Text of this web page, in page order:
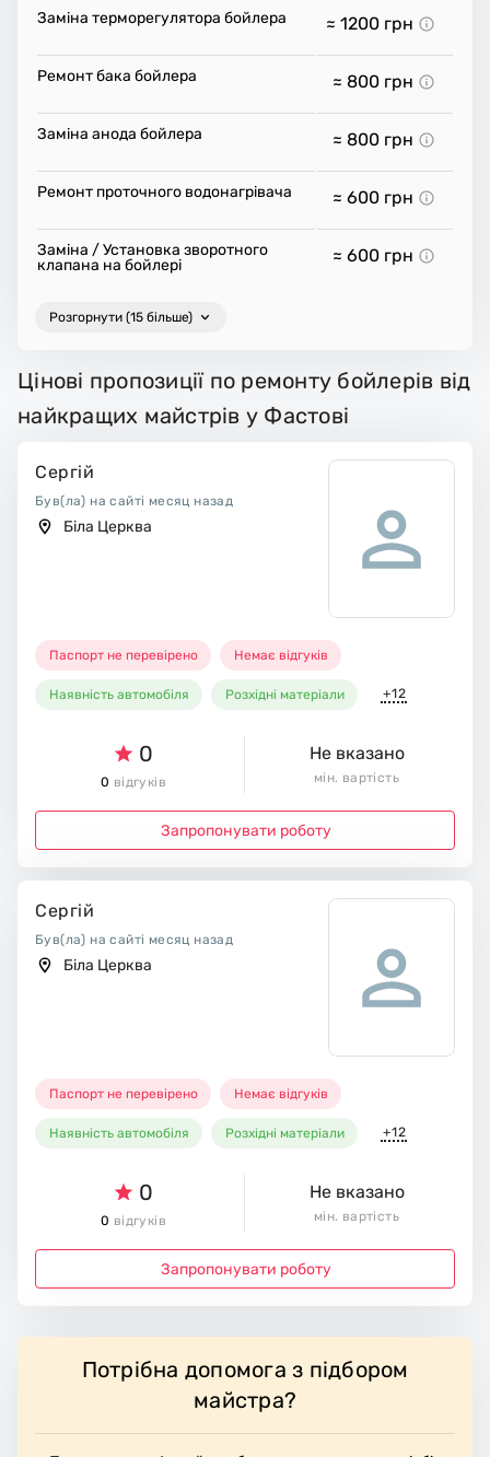
Заміна терморегулятора бойлера ≈ 1200 грн
Ремонт бака бойлера ≈ 800 грн
Заміна анода бойлера ≈ 800 грн
Ремонт проточного водонагрівача ≈ 600 грн
Заміна / Установка зворотного
клапана на бойлері
≈ 600 грн
Розгорнути (15 більше)
Цінові пропозиції по ремонту бойлерів від
найкращих майстрів у Фастові
Сергій
Був(ла) на сайті месяц назад
Біла Церква
Паспорт не перевірено Немає відгуків
Наявність автомобіля Розхідні матеріали +12
0
0 відгуків
Не вказано
мін. вартість
Запропонувати роботу
Сергій
Був(ла) на сайті месяц назад
Біла Церква
Паспорт не перевірено Немає відгуків
Наявність автомобіля Розхідні матеріали +12
0
0 відгуків
Не вказано
мін. вартість
Запропонувати роботу
Потрібна допомога з підбором
майстра?